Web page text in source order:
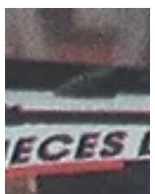
direction de Marc Oayoun, dépasse largement
le cadre d’une simple annonce
événementielle.Elle s’impose comme un
véritable indicateur de tendance , révélateur
des mutations profondes qui traversent
aujourd’hui le marché de l’automobile de
collection. Derrière cette programmation, on
perçoit une lecture fine du marché :👉
structuration des événements 👉 montée en
gamme assumée 👉 cohérence globale